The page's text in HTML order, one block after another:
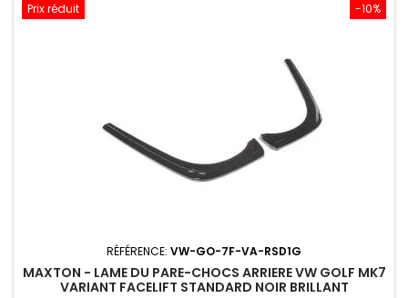
-10%
Prix réduit
RÉFÉRENCE: VW-GO-7F-VA-RSD1G
MAXTON - LAME DU PARE-CHOCS ARRIERE VW GOLF MK7
VARIANT FACELIFT STANDARD NOIR BRILLANT